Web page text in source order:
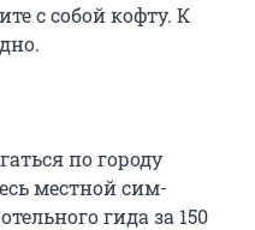
с собой кофту. К
по городу
местной сим-
гида за 150